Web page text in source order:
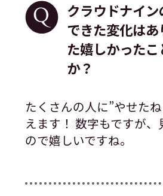
クラウドナイ
できた変化は
た嬉しかった
か？
たくさんの人に”やせた
えます！ 数字もですが
ので嬉しいですね。